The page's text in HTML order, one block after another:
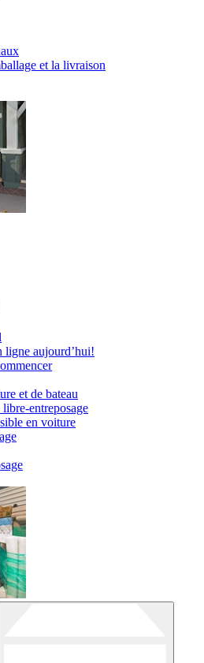
et la livraison
ligne aujourd’hui!
et de bateau
entreposage
en voiture